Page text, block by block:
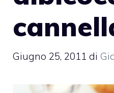
Giugno 25, 2011 di